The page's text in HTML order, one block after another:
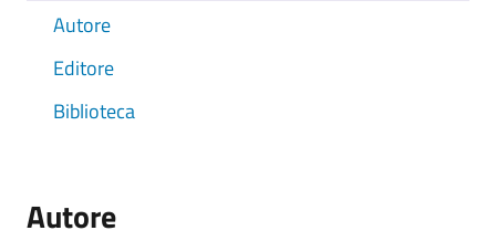
Autore
Editore
Biblioteca
Autore